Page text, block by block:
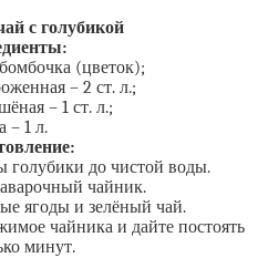
с голубикой
(цветок);
– 2 ст. л.;
– 1 ст. л.;
– 1 л.
до чистой воды.
чайник.
ягоды и зелёный чай.
чайника и дайте постоять
минут.